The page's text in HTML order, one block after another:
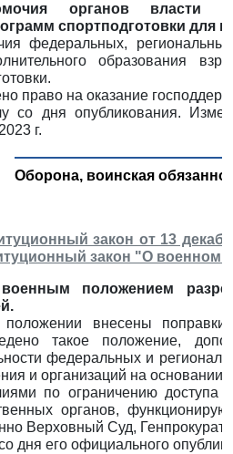
органов власти
спортподготовки для
федеральных,
образования
право на оказание
со дня опубликования.
г.
Оборона, воинская
закон от 13
закон "О военном
положением
внесены
такое положение,
федеральных и
и организаций на основании
по ограничению доступа
органов,
Верховный Суд,
дня его официального